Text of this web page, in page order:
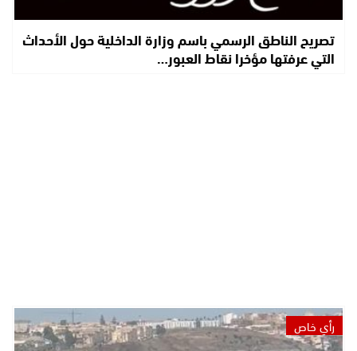
تصريح الناطق الرسمي باسم وزارة الداخلية حول الأحداث
التي عرفتها مؤخرا نقاط العبور…
رأي خاص